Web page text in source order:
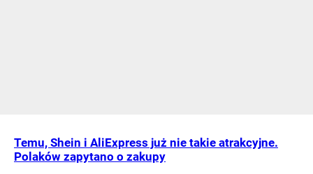
Temu, Shein i AliExpress już nie takie atrakcyjne.
Polaków zapytano o zakupy